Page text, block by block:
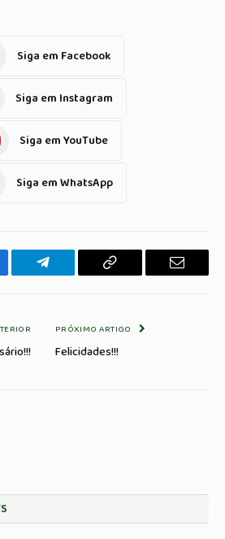
Siga em Facebook
Siga em Instagram
Siga em YouTube
Siga em WhatsApp
Telegrama Copiar
E-
PRÓXIMO ARTIGO
Felicidades!!!